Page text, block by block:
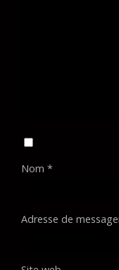
Nom *
Adresse de